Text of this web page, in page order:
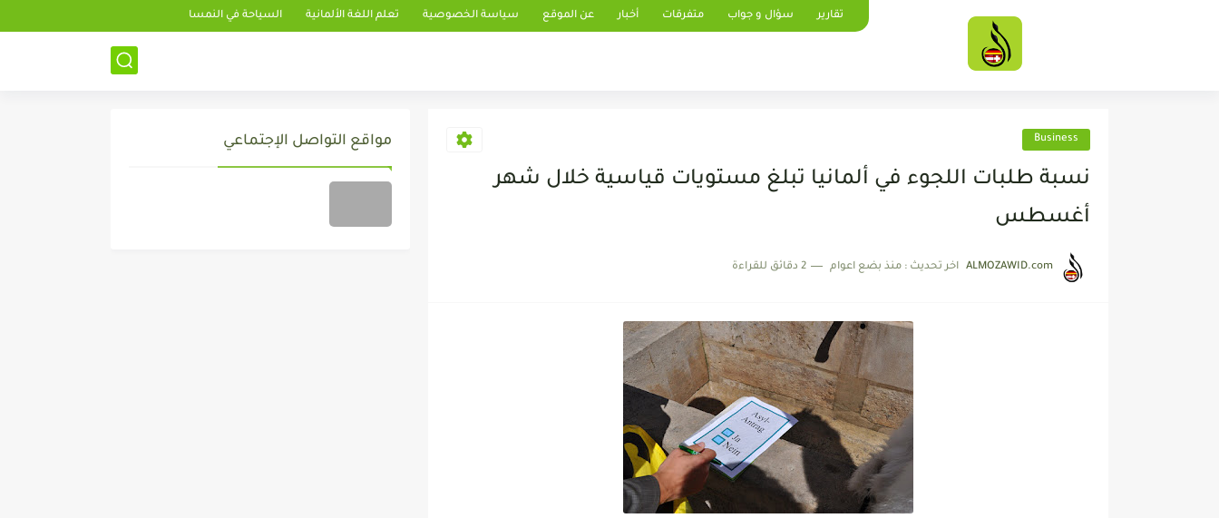
تقارير سؤال و جواب متفرقات أخبار عن الموقع سياسة الخصوصية تعلم اللغة الألمانية السياحة في النمسا
Business
نسبة طلبات اللجوء في ألمانيا تبلغ مستويات قياسية خلال شهر
أغسطس
ALMOZAWID.com اخر تحديث : منذ بضع اعوام 2 دقائق للقراءة
مواقع التواصل الإجتماعي